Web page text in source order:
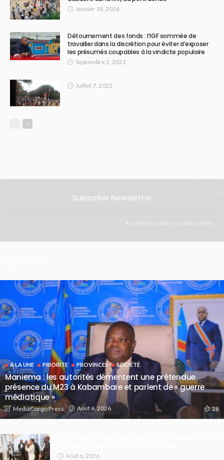
Janvier 18, 2026
Détournement des fonds : l’IGF sommée de
travailler dans la discrétion pour éviter d’exposer
les présumés coupables à la vindicte populaire
Septembre 2, 2021
Juillet 7, 2022
Subscribe Newsletter
Receive our editor's picks weekly
A LA UNE PRIORITE PROVINCES SOCIÉTÉ
Maniema : les autorités démentent une prétendue
présence du M23 à Kabambare et parlent de « guerre
médiatique »
MediaCongo Press Août 6, 2026 28
Août 6, 2026